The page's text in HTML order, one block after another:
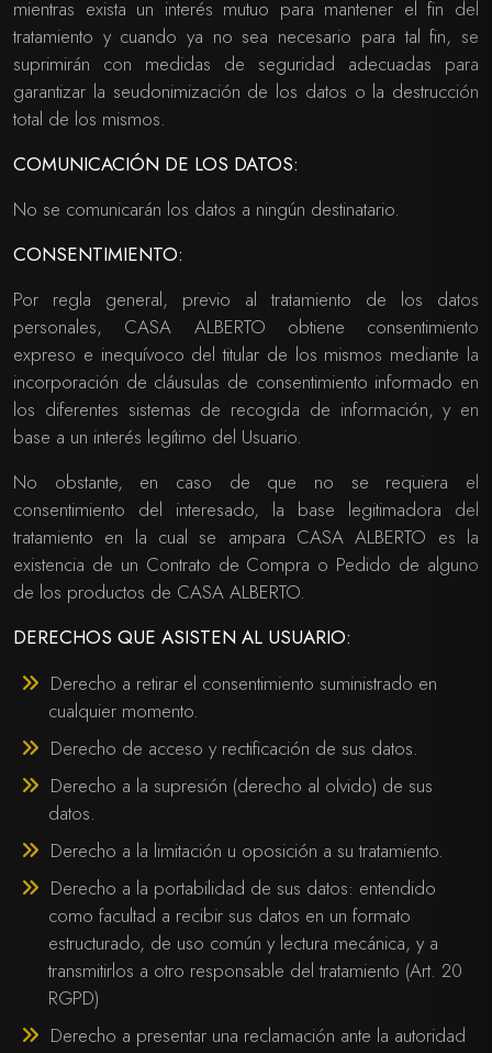
mientras exista un interés mutuo para mantener el fin del
tratamiento y cuando ya no sea necesario para tal fin, se
suprimirán con medidas de seguridad adecuadas para
garantizar la seudonimización de los datos o la destrucción
total de los mismos.
COMUNICACIÓN DE LOS DATOS:
No se comunicarán los datos a ningún destinatario.
CONSENTIMIENTO:
Por regla general, previo al tratamiento de los datos
personales, CASA ALBERTO obtiene consentimiento
expreso e inequívoco del titular de los mismos mediante la
incorporación de cláusulas de consentimiento informado en
los diferentes sistemas de recogida de información, y en
base a un interés legítimo del Usuario.
No obstante, en caso de que no se requiera el
consentimiento del interesado, la base legitimadora del
tratamiento en la cual se ampara CASA ALBERTO es la
existencia de un Contrato de Compra o Pedido de alguno
de los productos de CASA ALBERTO.
DERECHOS QUE ASISTEN AL USUARIO:
Derecho a retirar el consentimiento suministrado en
cualquier momento.
Derecho de acceso y rectificación de sus datos.
Derecho a la supresión (derecho al olvido) de sus
datos.
Derecho a la limitación u oposición a su tratamiento.
Derecho a la portabilidad de sus datos: entendido
como facultad a recibir sus datos en un formato
estructurado, de uso común y lectura mecánica, y a
transmitirlos a otro responsable del tratamiento (Art. 20
RGPD)
Derecho a presentar una reclamación ante la autoridad